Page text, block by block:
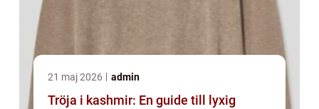
21 maj 2026 admin
Tröja i kashmir: En guide till lyxig